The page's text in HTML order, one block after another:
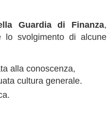
Guardia di Finanza,
lo svolgimento di alcune
alla conoscenza,
cultura generale.